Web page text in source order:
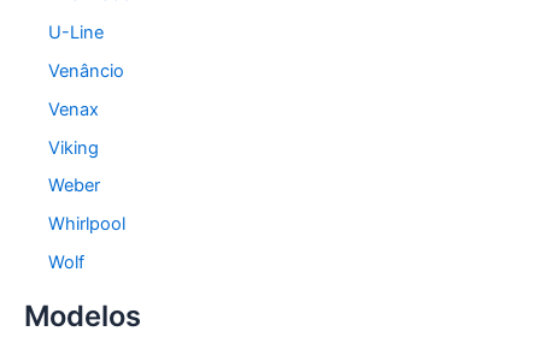
U-Line
Venâncio
Venax
Viking
Weber
Whirlpool
Wolf
Modelos